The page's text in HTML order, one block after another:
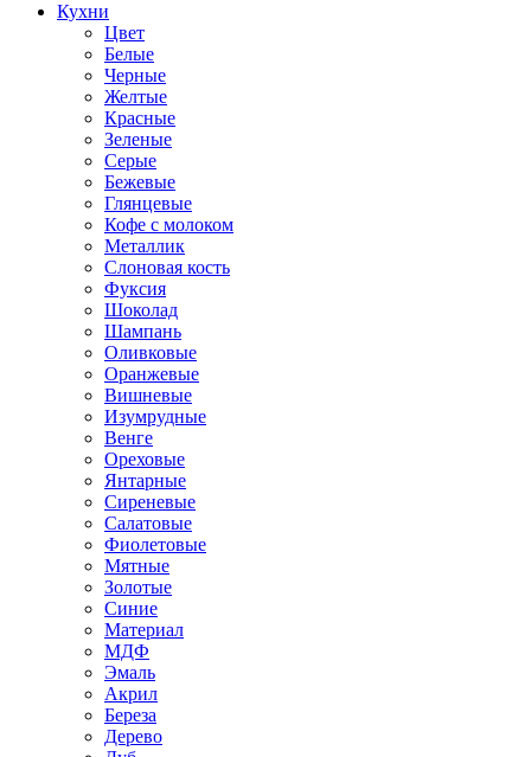
Кухни
Цвет
Белые
Черные
Желтые
Красные
Зеленые
Серые
Бежевые
Глянцевые
Кофе с молоком
Металлик
Слоновая кость
Фуксия
Шоколад
Шампань
Оливковые
Оранжевые
Вишневые
Изумрудные
Венге
Ореховые
Янтарные
Сиреневые
Салатовые
Фиолетовые
Мятные
Золотые
Синие
Материал
МДФ
Эмаль
Акрил
Береза
Дерево